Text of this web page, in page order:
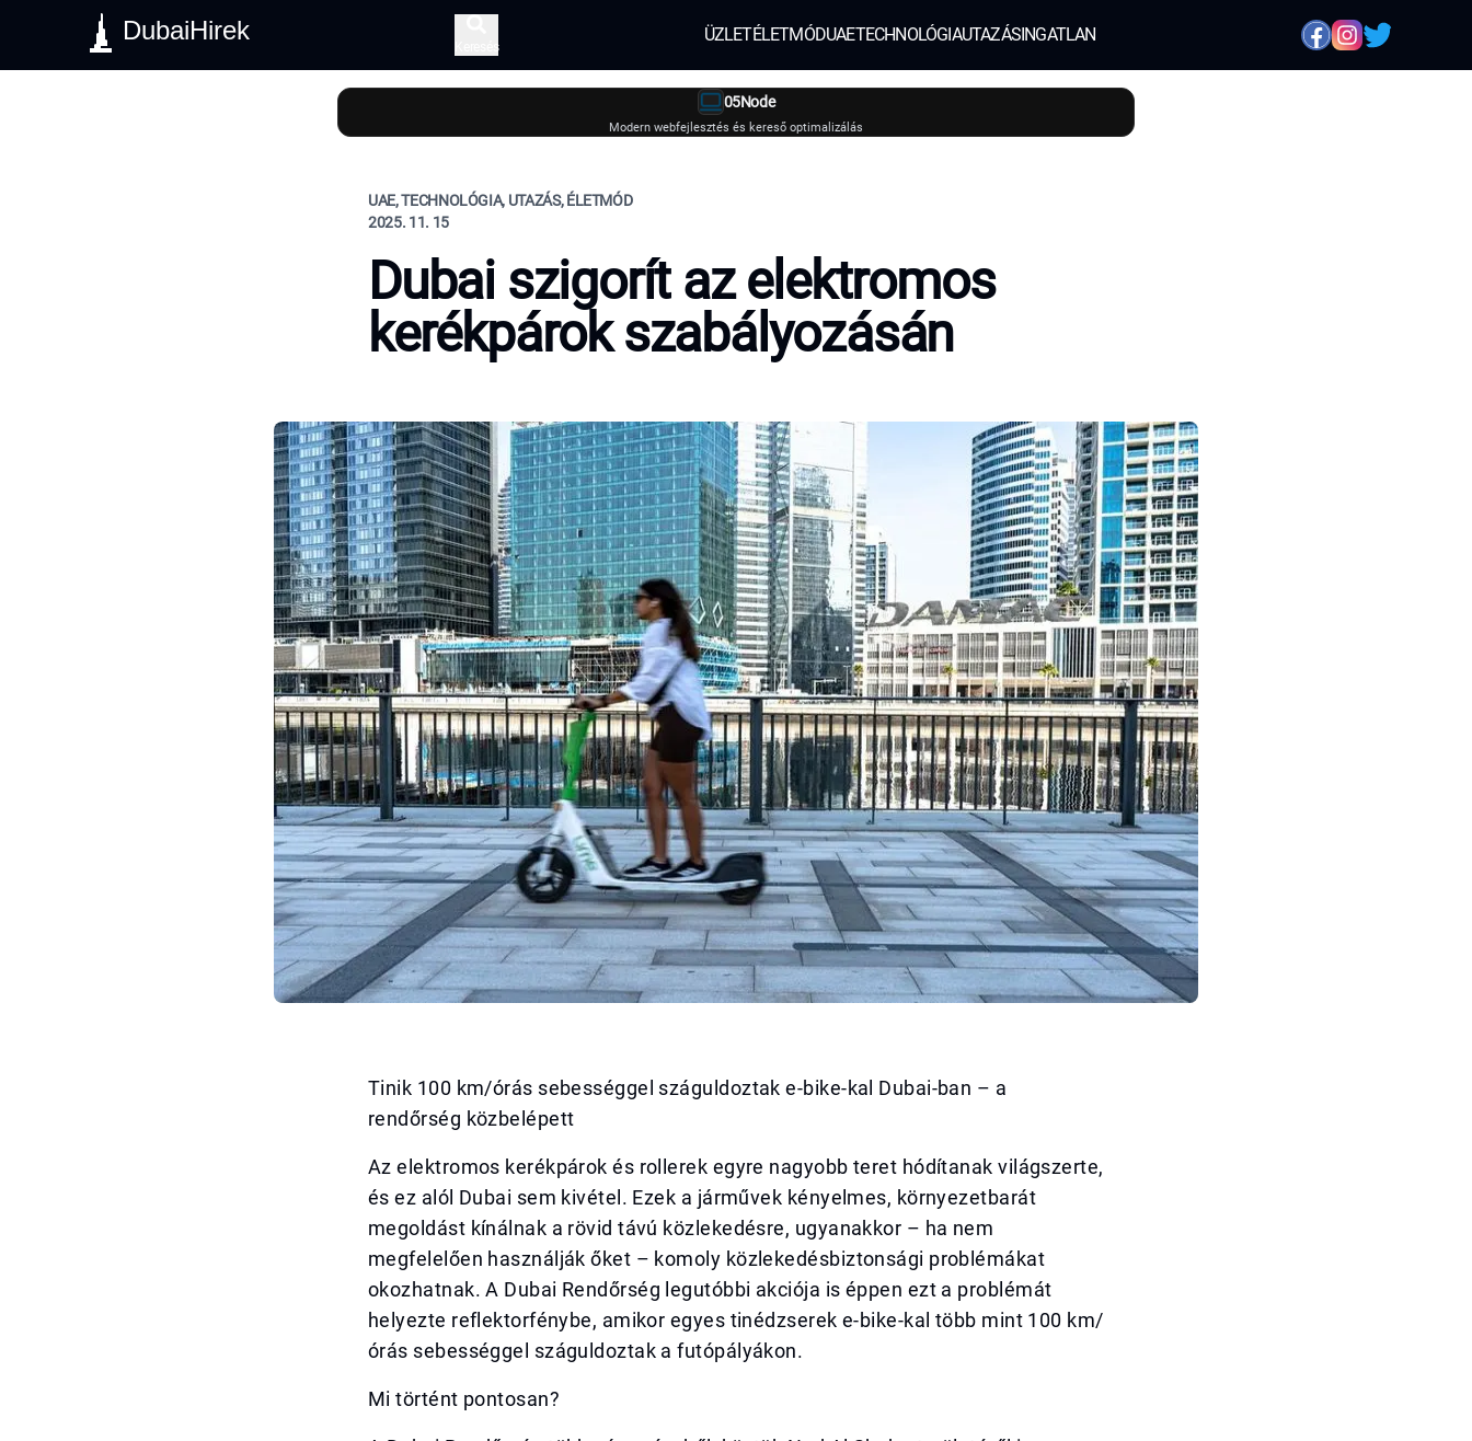
DubaiHirek
Keresés
ÜZLETÉLETMÓDUAETECHNOLÓGIAUTAZÁSINGATLAN
05Node
Modern webfejlesztés és kereső optimalizálás
UAE, TECHNOLÓGIA, UTAZÁS, ÉLETMÓD
2025. 11. 15
Dubai szigorít az elektromos
kerékpárok szabályozásán
Tinik 100 km/órás sebességgel száguldoztak e-bike-kal Dubai-ban – a
rendőrség közbelépett
Az elektromos kerékpárok és rollerek egyre nagyobb teret hódítanak világszerte,
és ez alól Dubai sem kivétel. Ezek a járművek kényelmes, környezetbarát
megoldást kínálnak a rövid távú közlekedésre, ugyanakkor – ha nem
megfelelően használják őket – komoly közlekedésbiztonsági problémákat
okozhatnak. A Dubai Rendőrség legutóbbi akciója is éppen ezt a problémát
helyezte reflektorfénybe, amikor egyes tinédzserek e-bike-kal több mint 100 km/
órás sebességgel száguldoztak a futópályákon.
Mi történt pontosan?